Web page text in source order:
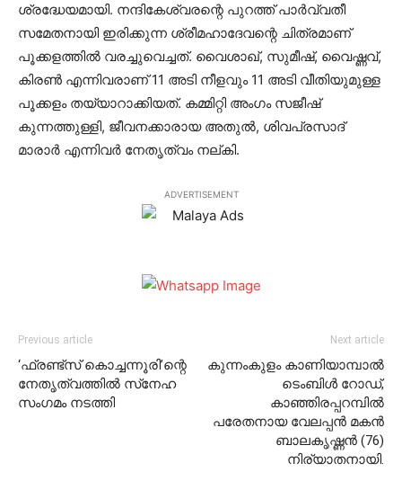
ശ്രദ്ധേയമായി. നന്ദികേശ്വരന്റെ പുറത്ത് പാര്‍വ്വതീ
സമേതനായി ഇരിക്കുന്ന ശ്രീമഹാദേവന്റെ ചിത്രമാണ്
പൂക്കളത്തില്‍ വരച്ചുവെച്ചത്. വൈശാഖ്, സുമീഷ്, വൈഷ്ണവ്,
കിരണ്‍ എന്നിവരാണ് 11 അടി നീളവും 11 അടി വീതിയുമുള്ള
പൂക്കളം തയ്യാറാക്കിയത്. കമ്മിറ്റി അംഗം സജീഷ്
കുന്നത്തുള്ളി, ജീവനക്കാരായ അതുല്‍, ശിവപ്രസാദ്
മാരാര്‍ എന്നിവര്‍ നേതൃത്വം നല്കി.
ADVERTISEMENT
Previous article
‘ഫ്രണ്ട്‌സ് കൊച്ചന്നൂരി’ന്റെ
നേതൃത്വത്തില്‍ സ്‌നേഹ
സംഗമം നടത്തി
Next article
കുന്നംകുളം കാണിയാമ്പാൽ
ടെംബിൾ റോഡ്,
കാഞ്ഞിരപ്പറമ്പിൽ
പരേതനായ വേലപ്പൻ മകൻ
ബാലകൃഷ്ണൻ (76)
നിര്യാതനായി.